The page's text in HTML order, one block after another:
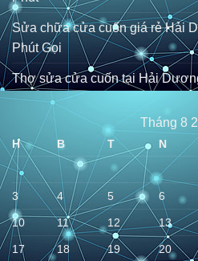
Sửa chữa cửa cuốn giá rẻ Hải
Phút Gọi
Thợ sửa cửa cuốn tại Hải
Tháng 8
H B T N
3 4 5 6
10 11 12 13
17 18 19 20